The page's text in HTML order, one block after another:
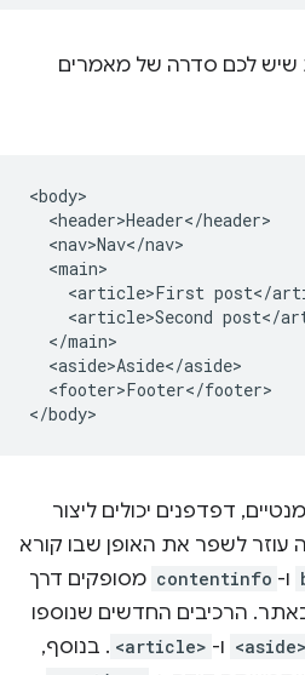
שיש לכם סדרה של מאמרים
<body>
  <header>Header</header>
  <nav>Nav</nav>
  <main>
<article>First post</
<article>Second post</
  </main>
  <aside>Aside</aside>
  <footer>Footer</footer>
דפדפנים יכולים ליצור
עוזר לשפר את האופן שבו קורא
ו- contentinfo מסופקים דרך
הרכיבים החדשים שנוספו
<aside> ו- <article> . בנוסף,